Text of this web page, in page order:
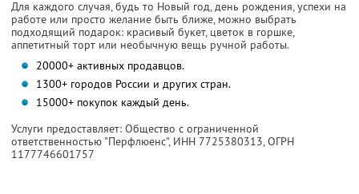
Для каждого случая, будь то Новый год, день рождения, успехи на
работе или просто желание быть ближе, можно выбрать
подходящий подарок: красивый букет, цветок в горшке,
аппетитный торт или необычную вещь ручной работы.
20000+ активных продавцов.
1300+ городов России и других стран.
15000+ покупок каждый день.
Услуги предоставляет: Общество с ограниченной
ответственностью "Перфлюенс", ИНН 7725380313, ОГРН
1177746601757